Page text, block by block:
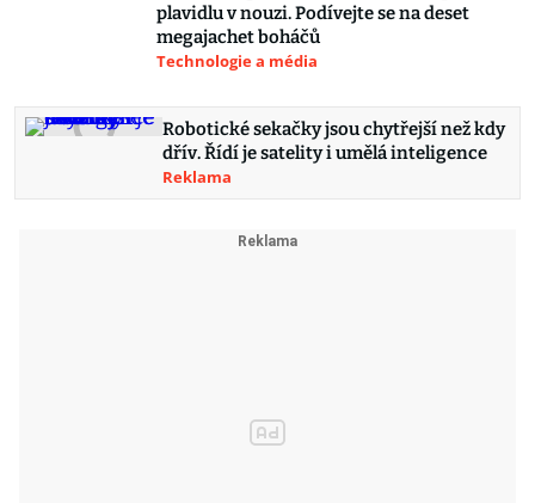
plavidlu v nouzi. Podívejte se na deset
megajachet boháčů
Technologie a média
Robotické sekačky jsou chytřejší než kdy
dřív. Řídí je satelity i umělá inteligence
Reklama